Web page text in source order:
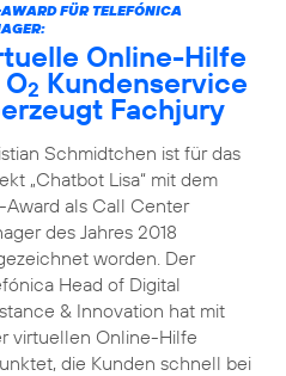
FÜR TELEFÓNICA
Online-Hilfe
2 Kundenservice
Fachjury
Schmidtchen ist für das
„Chatbot Lisa“ mit dem
Award als Call Center
des Jahres 2018
worden. Der
Head of Digital
& Innovation hat mit
virtuellen Online-Hilfe
die Kunden schnell bei